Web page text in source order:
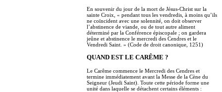
En souvenir du jour de la mort de Jésus-Christ sur la
sainte Croix, « pendant tous les vendredis, à moins qu’ils
ne coïncident avec une solennité, on doit observer
l’abstinence de viande, ou de tout autre aliment
déterminé par la Conférence épiscopale ; on gardera
jeûne et abstinence le mercredi des Cendres et le
Vendredi Saint. » (Code de droit canonique, 1251)
QUAND EST LE CARÊME ?
Le Carême commence le Mercredi des Cendres et
termine immédiatement avant la Messe de la Cène du
Seigneur (Jeudi Saint). Toute cette période forme une
unité dans laquelle se détachent certains éléments :